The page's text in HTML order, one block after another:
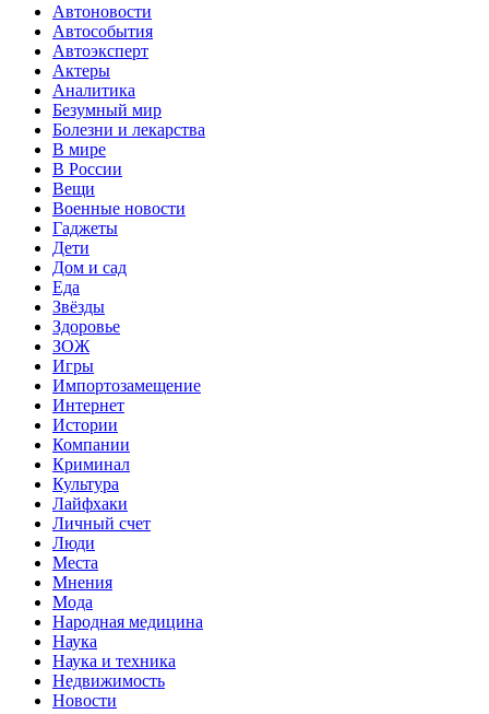
Автоновости
Автособытия
Автоэксперт
Актеры
Аналитика
Безумный мир
Болезни и лекарства
В мире
В России
Вещи
Военные новости
Гаджеты
Дети
Дом и сад
Еда
Звёзды
Здоровье
ЗОЖ
Игры
Импортозамещение
Интернет
Истории
Компании
Криминал
Культура
Лайфхаки
Личный счет
Люди
Места
Мнения
Мода
Народная медицина
Наука
Наука и техника
Недвижимость
Новости